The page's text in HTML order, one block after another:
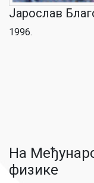
Јарослав
1996.
На
физике